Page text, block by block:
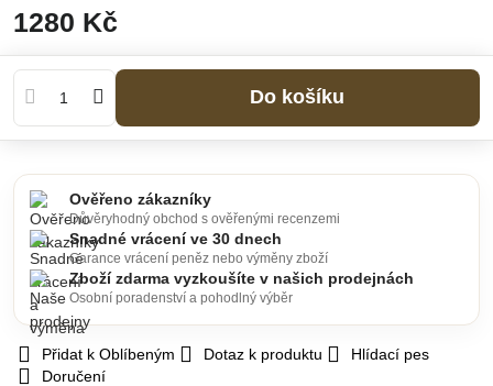
1280 Kč
Do košíku
Přidat k Oblíbeným Dotaz k produktu
Hlídací pes
Doručení
Ověřeno zákazníky
Důvěryhodný obchod s ověřenými recenzemi
Snadné vrácení ve 30 dnech
Garance vrácení peněz nebo výměny zboží
Zboží zdarma vyzkoušíte v našich prodejnách
Osobní poradenství a pohodlný výběr